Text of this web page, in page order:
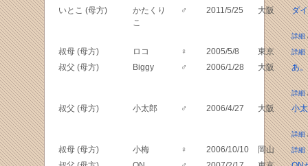
いとこ (母方)
かたくり
こ
♂ 2011/5/25 大阪 ダ
詳細
叔母 (母方) ロコ ♀ 2005/5/8 東京 詳細
叔父 (母方) Biggy ♂ 2006/1/28 大阪 あ
詳細
叔父 (母方) 小太郎 ♂ 2006/4/27 大阪 小
詳細
叔母 (母方) 小梅 ♀ 2006/10/10 岡山 詳細